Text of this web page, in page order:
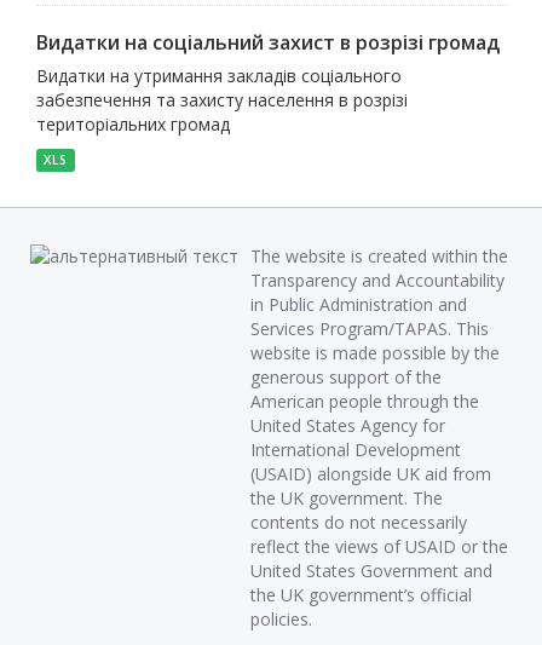
Видатки на соціальний захист в розрізі громад
Видатки на утримання закладів соціального
забезпечення та захисту населення в розрізі
територіальних громад
XLS
The website is created within the
Transparency and Accountability
in Public Administration and
Services Program/TAPAS. This
website is made possible by the
generous support of the
American people through the
United States Agency for
International Development
(USAID) alongside UK aid from
the UK government. The
contents do not necessarily
reflect the views of USAID or the
United States Government and
the UK government’s official
policies.